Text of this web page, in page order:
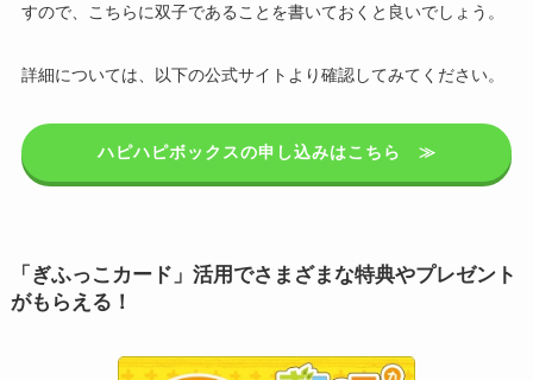
すので、こちらに双子であることを書いておくと良いでしょう。
詳細については、以下の公式サイトより確認してみてください。
ハピハピボックスの申し込みはこちら ≫
「ぎふっこカード」活用でさまざまな特典やプレゼント
がもらえる！